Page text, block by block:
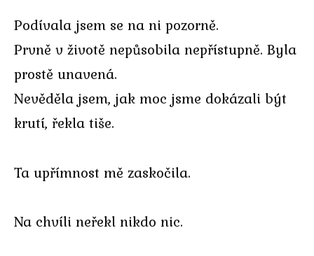
Podívala jsem se na ni pozorně.
Prvně v životě nepůsobila nepřístupně. Byla
prostě unavená.
Nevěděla jsem, jak moc jsme dokázali být
krutí, řekla tiše.
Ta upřímnost mě zaskočila.
Na chvíli neřekl nikdo nic.